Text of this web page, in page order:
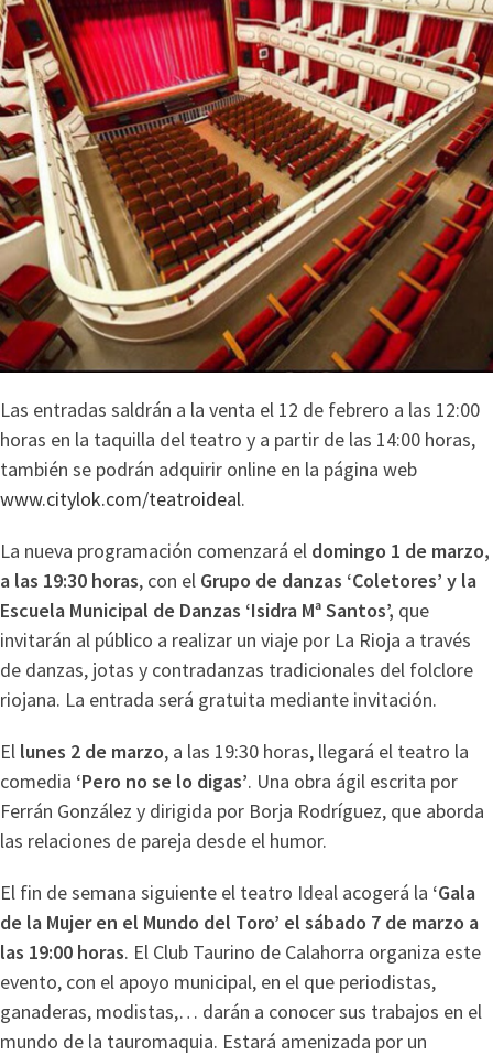
Las entradas saldrán a la venta el 12 de febrero a las 12:00
horas en la taquilla del teatro y a partir de las 14:00 horas,
también se podrán adquirir online en la página web
www.citylok.com/teatroideal.
La nueva programación comenzará el domingo 1 de marzo,
a las 19:30 horas, con el Grupo de danzas ‘Coletores’ y la
Escuela Municipal de Danzas ‘Isidra Mª Santos’, que
invitarán al público a realizar un viaje por La Rioja a través
de danzas, jotas y contradanzas tradicionales del folclore
riojana. La entrada será gratuita mediante invitación.
El lunes 2 de marzo, a las 19:30 horas, llegará el teatro la
comedia ‘Pero no se lo digas’. Una obra ágil escrita por
Ferrán González y dirigida por Borja Rodríguez, que aborda
las relaciones de pareja desde el humor.
El fin de semana siguiente el teatro Ideal acogerá la ‘Gala
de la Mujer en el Mundo del Toro’ el sábado 7 de marzo a
las 19:00 horas. El Club Taurino de Calahorra organiza este
evento, con el apoyo municipal, en el que periodistas,
ganaderas, modistas,… darán a conocer sus trabajos en el
mundo de la tauromaquia. Estará amenizada por un